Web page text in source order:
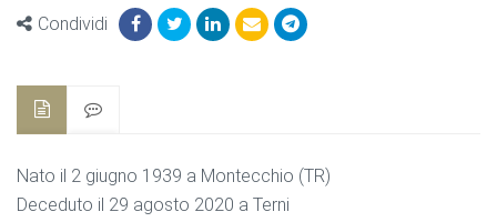
Condividi
Nato il 2 giugno 1939 a Montecchio (TR)
Deceduto il 29 agosto 2020 a Terni